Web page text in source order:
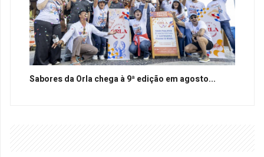
Sabores da Orla chega à 9ª edição em agosto...